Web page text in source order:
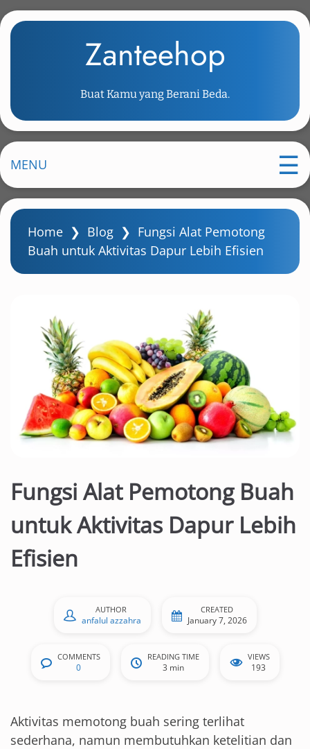
k
m
i
n
o
Zanteehop
Buat Kamu yang Berani Beda.
MENU
Home ❯ Blog ❯ Fungsi Alat Pemotong
Buah untuk Aktivitas Dapur Lebih Efisien
Fungsi Alat Pemotong Buah
untuk Aktivitas Dapur Lebih
Efisien
AUTHOR
anfalul azzahra
CREATED
January 7, 2026
COMMENTS
0
READING TIME
3 min
VIEWS
193
Aktivitas memotong buah sering terlihat
sederhana, namun membutuhkan ketelitian dan